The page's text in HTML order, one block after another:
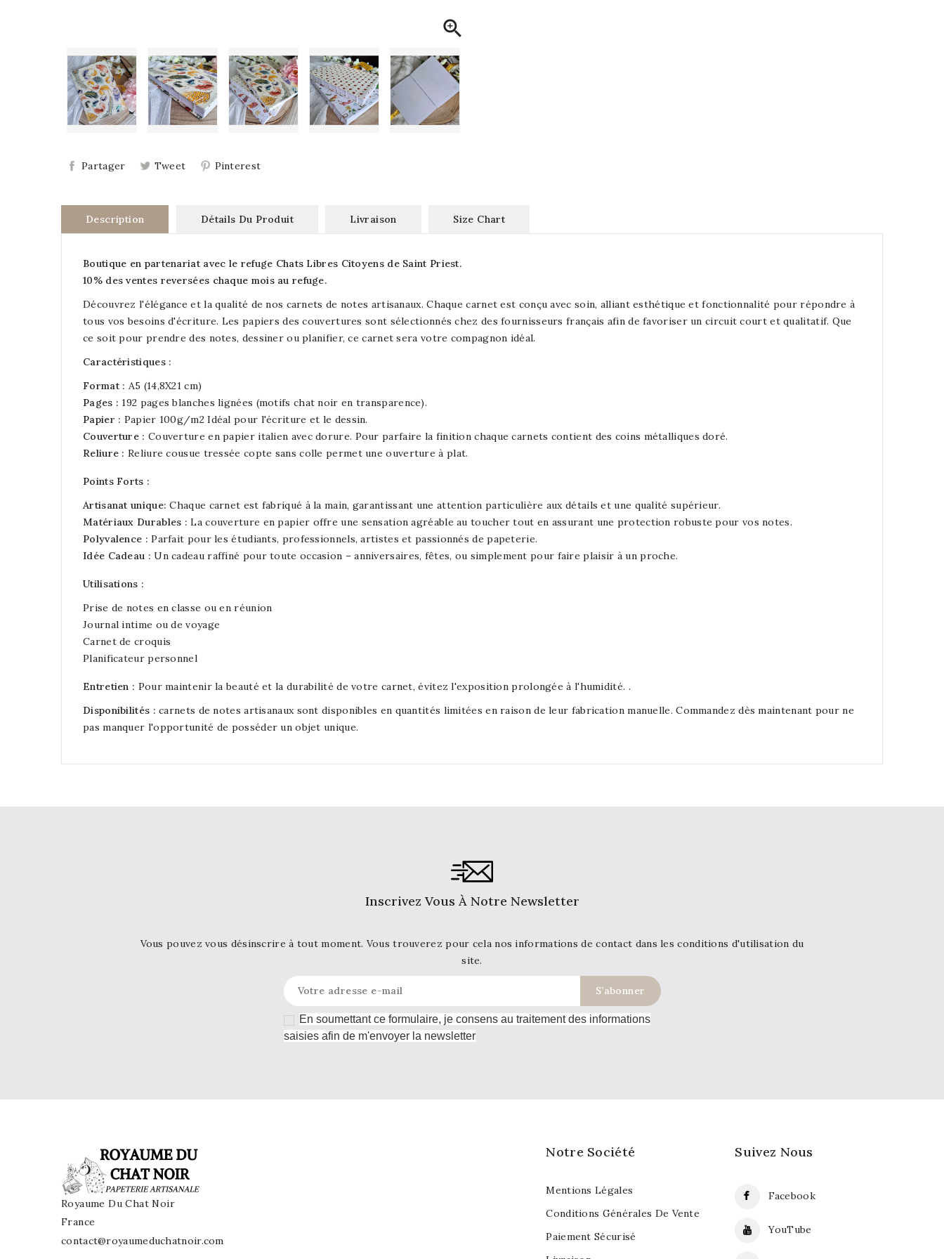

Partager Tweet Pinterest
Description Détails Du Produit Livraison Size Chart
Boutique en partenariat avec le refuge Chats Libres Citoyens de Saint Priest.
10% des ventes reversées chaque mois au refuge.
Découvrez l'élégance et la qualité de nos carnets de notes artisanaux. Chaque carnet est conçu avec soin, alliant esthétique et fonctionnalité pour répondre à
tous vos besoins d'écriture. Les papiers des couvertures sont sélectionnés chez des fournisseurs français afin de favoriser un circuit court et qualitatif. Que
ce soit pour prendre des notes, dessiner ou planifier, ce carnet sera votre compagnon idéal.
Caractéristiques :
Format : A5 (14,8X21 cm)
Pages : 192 pages blanches lignées (motifs chat noir en transparence).
Papier : Papier 100g/m2 Idéal pour l'écriture et le dessin.
Couverture : Couverture en papier italien avec dorure. Pour parfaire la finition chaque carnets contient des coins métalliques doré.
Reliure : Reliure cousue tressée copte sans colle permet une ouverture à plat.
Points Forts :
Artisanat unique: Chaque carnet est fabriqué à la main, garantissant une attention particulière aux détails et une qualité supérieur.
Matériaux Durables : La couverture en papier offre une sensation agréable au toucher tout en assurant une protection robuste pour vos notes.
Polyvalence : Parfait pour les étudiants, professionnels, artistes et passionnés de papeterie.
Idée Cadeau : Un cadeau raffiné pour toute occasion – anniversaires, fêtes, ou simplement pour faire plaisir à un proche.
Utilisations :
Prise de notes en classe ou en réunion
Journal intime ou de voyage
Carnet de croquis
Planificateur personnel
Entretien : Pour maintenir la beauté et la durabilité de votre carnet, évitez l'exposition prolongée à l'humidité. .
Disponibilités : carnets de notes artisanaux sont disponibles en quantités limitées en raison de leur fabrication manuelle. Commandez dès maintenant pour ne
pas manquer l'opportunité de posséder un objet unique.
Inscrivez Vous À Notre Newsletter
Vous pouvez vous désinscrire à tout moment. Vous trouverez pour cela nos informations de contact dans les conditions d'utilisation du
site.
En soumettant ce formulaire, je consens au traitement des informations
saisies afin de m'envoyer la newsletter
Suivez Nous
Facebook
YouTube
Notre Société
Mentions Légales
Conditions Générales De Vente
Paiement Sécurisé
Royaume Du Chat Noir
France
contact@royaumeduchatnoir.com